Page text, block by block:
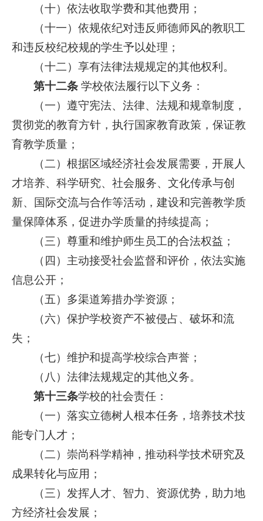
（十）依法收取学费和其他费用；
（十一）依规依纪对违反师德师风的教职工
和违反校纪校规的学生予以处理；
（十二）享有法律法规规定的其他权利。
第十二条 学校依法履行以下义务：
（一）遵守宪法、法律、法规和规章制度，
贯彻党的教育方针，执行国家教育政策，保证教
育教学质量；
（二）根据区域经济社会发展需要，开展人
才培养、科学研究、社会服务、文化传承与创
新、国际交流与合作等活动，建设和完善教学质
量保障体系，促进办学质量的持续提高；
（三）尊重和维护师生员工的合法权益；
（四）主动接受社会监督和评价，依法实施
信息公开；
（五）多渠道筹措办学资源；
（六）保护学校资产不被侵占、破坏和流
失；
（七）维护和提高学校综合声誉；
（八）法律法规规定的其他义务。
第十三条学校的社会责任：
（一）落实立德树人根本任务，培养技术技
能专门人才；
（二）崇尚科学精神，推动科学技术研究及
成果转化与应用；
（三）发挥人才、智力、资源优势，助力地
方经济社会发展；